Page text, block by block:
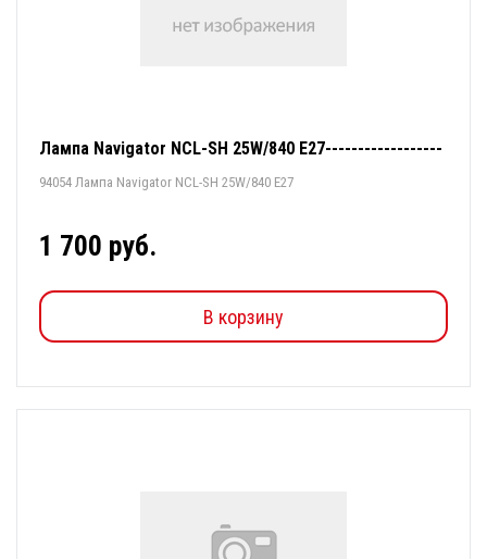
Лампа Navigator NCL-SH 25W/840 E27------------------
94054 Лампа Navigator NCL-SH 25W/840 E27
1 700 руб.
В корзину